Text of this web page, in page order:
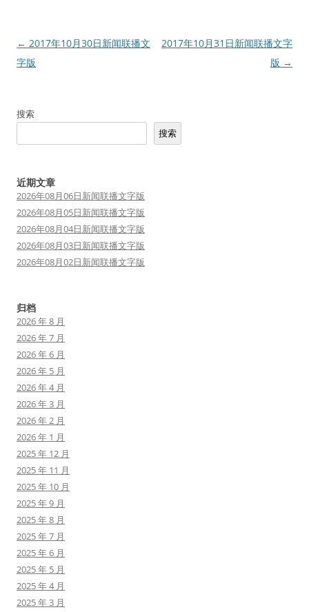
文
章
← 2017年10月30日新闻联播文
字版
2017年10月31日新闻联播文字
版 →
搜索
搜索
近期文章
2026年08月06日新闻联播文字版
2026年08月05日新闻联播文字版
2026年08月04日新闻联播文字版
2026年08月03日新闻联播文字版
2026年08月02日新闻联播文字版
归档
2026 年 8 月
2026 年 7 月
2026 年 6 月
2026 年 5 月
2026 年 4 月
2026 年 3 月
2026 年 2 月
2026 年 1 月
2025 年 12 月
2025 年 11 月
2025 年 10 月
2025 年 9 月
2025 年 8 月
2025 年 7 月
2025 年 6 月
2025 年 5 月
2025 年 4 月
2025 年 3 月